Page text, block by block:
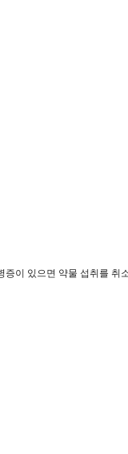
이 있으면 약물 섭취를 취